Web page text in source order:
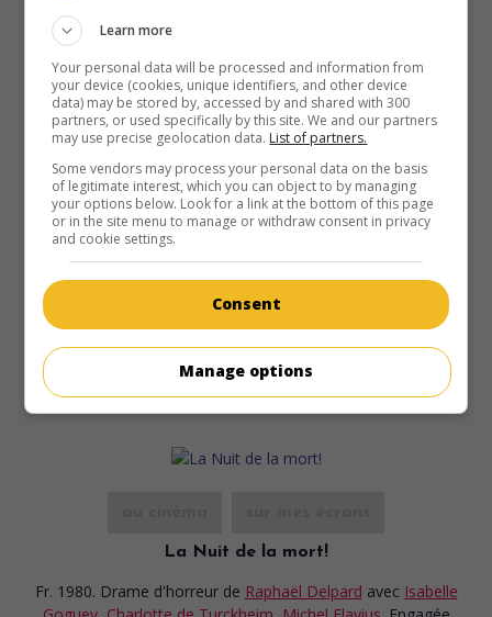
Fr. 1984. Drame d'horreur
Catherine Alric
Durée: 92 min.
au cinéma sur mes écrans
Les Bidasses aux grandes manoeuvres
Fr. 1981. Comédie Michel Galabru
Paul Préboist
Michel Modo. Les aventures de cinq garçons
durant leur service militaire.
Durée:
La Nuit de la mort!
Fr. 1980. Drame d'horreur de Raphaël Delpard avec Isabelle
Learn more
Your personal data will be processed and information from
your device (cookies, unique identifiers, and other device
data) may be stored by, accessed by and shared with 300
partners, or used specifically by this site. We and our partners
may use precise geolocation data. List of partners.
Some vendors may process your personal data on the basis
of legitimate interest, which you can object to by managing
your options below. Look for a link at the bottom of this page
or in the site menu to manage or withdraw consent in privacy
and cookie settings.
Consent
Manage options